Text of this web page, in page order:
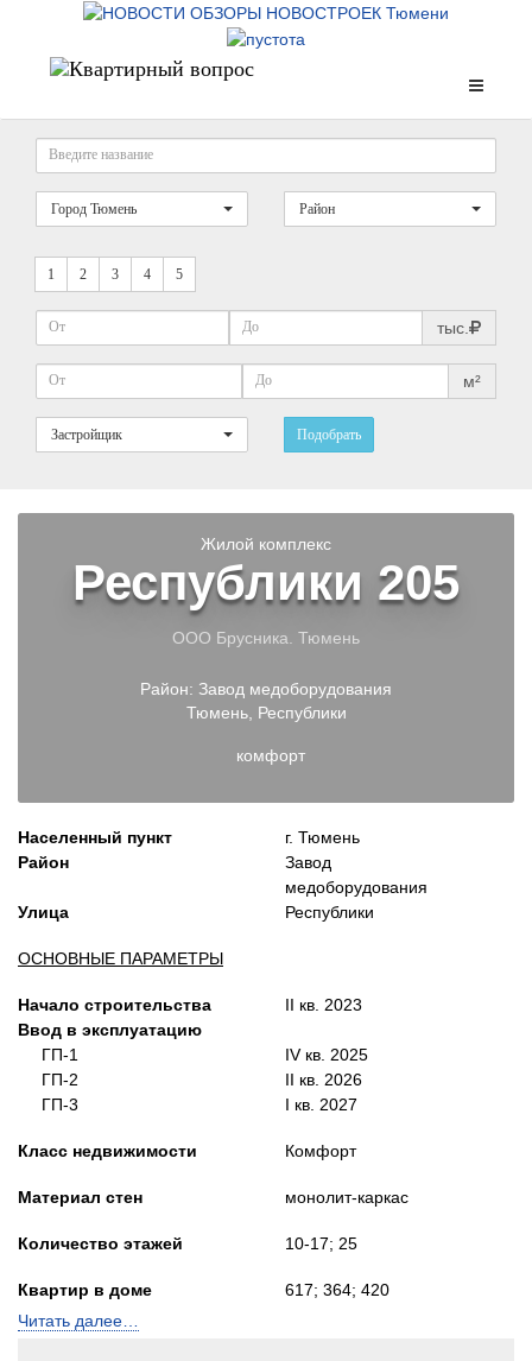
Город Тюмень Район
1 2 3 4 5
тыс.
м²
Застройщик Подобрать
Жилой комплекс
Республики 205
ООО Брусника. Тюмень
Район: Завод медоборудования
Тюмень, Республики
комфорт
Населенный пункт
Район
Улица
ОСНОВНЫЕ ПАРАМЕТРЫ
Начало строительства
Ввод в эксплуатацию
ГП-1
ГП-2
ГП-3
Класс недвижимости
Материал стен
Количество этажей
Квартир в доме
количество подъездов
г. Тюмень
Завод
медоборудования
Республики
II кв. 2023
IV кв. 2025
II кв. 2026
I кв. 2027
Комфорт
монолит-каркас
10-17; 25
617; 364; 420
Читать далее…